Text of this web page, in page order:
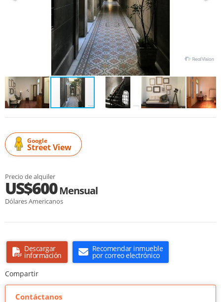
Google
Street View
Precio de alquiler
US$600Mensual
Dólares Americanos
Descargar
información
Recomendar inmueble
por correo electrónico
Compartir
Contáctanos